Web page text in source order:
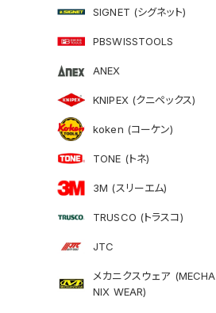
SIGNET (シグネット)
PBSWISSTOOLS
ANEX
KNIPEX (クニペックス)
koken (コーケン)
TONE (トネ)
3M (スリーエム)
TRUSCO (トラスコ)
JTC
メカニクスウェア (MECHA
NIX WEAR)